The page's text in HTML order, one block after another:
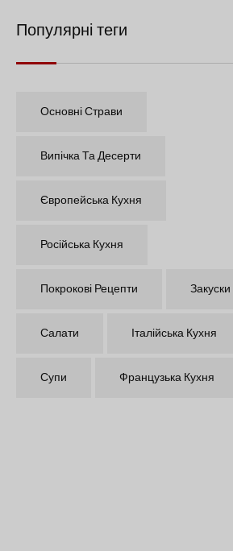
Популярні теги
Основні Страви
Випічка Та Десерти
Європейська Кухня
Російська Кухня
Покрокові Рецепти Закуски
Салати Італійська Кухня
Супи Французька Кухня